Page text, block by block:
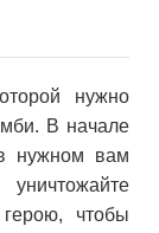
нужно
В начале
нужном вам
чтобы